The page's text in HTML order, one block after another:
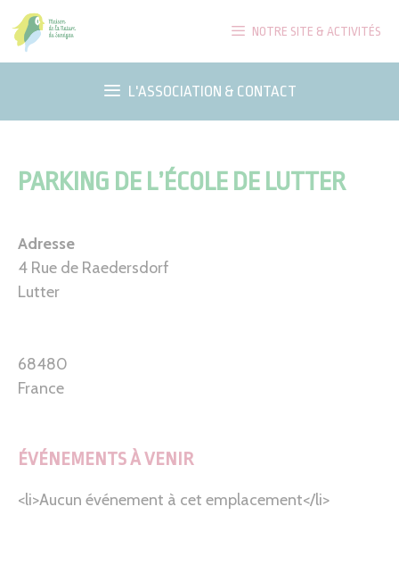
Aller
au
contenu
NOTRE SITE & ACTIVITÉS
L'ASSOCIATION & CONTACT
PARKING DE L’ÉCOLE DE LUTTER
Adresse
4 Rue de Raedersdorf
Lutter
68480
France
ÉVÉNEMENTS À VENIR
<li>Aucun événement à cet emplacement</li>